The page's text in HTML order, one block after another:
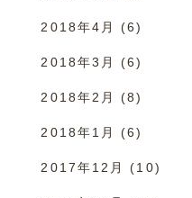
2018年4月 (6)
2018年3月 (6)
2018年2月 (8)
2018年1月 (6)
2017年12月 (10)